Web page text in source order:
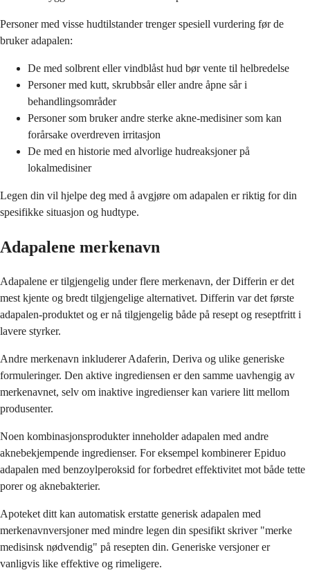
Personer med visse hudtilstander trenger spesiell vurdering før de
bruker adapalen:
De med solbrent eller vindblåst hud bør vente til helbredelse
Personer med kutt, skrubbsår eller andre åpne sår i
behandlingsområder
Personer som bruker andre sterke akne-medisiner som kan
forårsake overdreven irritasjon
De med en historie med alvorlige hudreaksjoner på
lokalmedisiner
Legen din vil hjelpe deg med å avgjøre om adapalen er riktig for din
spesifikke situasjon og hudtype.
Adapalene merkenavn
Adapalene er tilgjengelig under flere merkenavn, der Differin er det
mest kjente og bredt tilgjengelige alternativet. Differin var det første
adapalen-produktet og er nå tilgjengelig både på resept og reseptfritt i
lavere styrker.
Andre merkenavn inkluderer Adaferin, Deriva og ulike generiske
formuleringer. Den aktive ingrediensen er den samme uavhengig av
merkenavnet, selv om inaktive ingredienser kan variere litt mellom
produsenter.
Noen kombinasjonsprodukter inneholder adapalen med andre
aknebekjempende ingredienser. For eksempel kombinerer Epiduo
adapalen med benzoylperoksid for forbedret effektivitet mot både tette
porer og aknebakterier.
Apoteket ditt kan automatisk erstatte generisk adapalen med
merkenavnversjoner med mindre legen din spesifikt skriver "merke
medisinsk nødvendig" på resepten din. Generiske versjoner er
vanligvis like effektive og rimeligere.